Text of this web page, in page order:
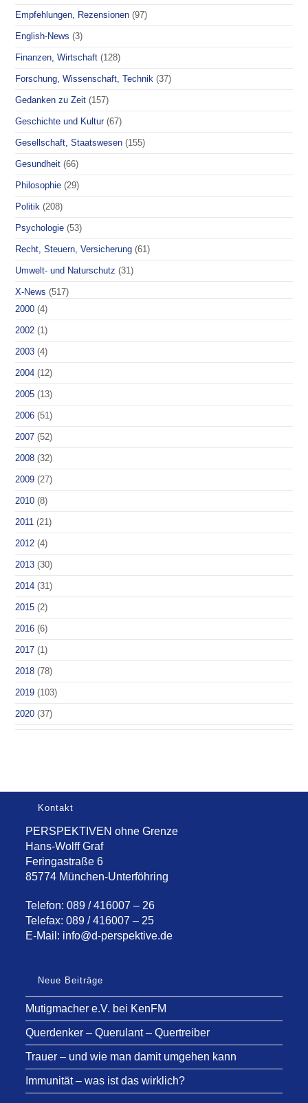
Empfehlungen, Rezensionen (97)
English-News (3)
Finanzen, Wirtschaft (128)
Forschung, Wissenschaft, Technik (37)
Gedanken zu Zeit (157)
Geschichte und Kultur (67)
Gesellschaft, Staatswesen (155)
Gesundheit (66)
Philosophie (29)
Politik (208)
Psychologie (53)
Recht, Steuern, Versicherung (61)
Umwelt- und Naturschutz (31)
X-News (517)
2000 (4)
2002 (1)
2003 (4)
2004 (12)
2005 (13)
2006 (51)
2007 (52)
2008 (32)
2009 (27)
2010 (8)
2011 (21)
2012 (4)
2013 (30)
2014 (31)
2015 (2)
2016 (6)
2017 (1)
2018 (78)
2019 (103)
2020 (37)
Kontakt
PERSPEKTIVEN ohne Grenze
Hans-Wolff Graf
Feringastraße 6
85774 München-Unterföhring
Telefon: 089 / 416007 – 26
Telefax: 089 / 416007 – 25
E-Mail: info@d-perspektive.de
Neue Beiträge
Mutigmacher e.V. bei KenFM
Querdenker – Querulant – Quertreiber
Trauer – und wie man damit umgehen kann
Immunität – was ist das wirklich?